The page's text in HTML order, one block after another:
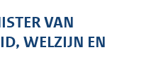
e
:
VAN
WELZIJN EN